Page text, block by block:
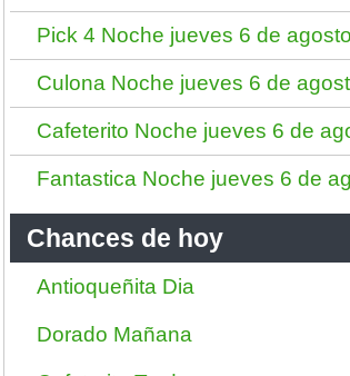
Pick 4 Noche jueves 6 de
Culona Noche jueves 6 de
Cafeterito Noche jueves 6 de
Fantastica Noche jueves 6 de
Chances de hoy
Antioqueñita Dia
Dorado Mañana